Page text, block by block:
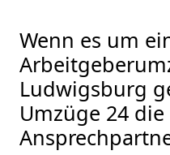
Wenn es um
Ludwigsburg
Umzüge 24